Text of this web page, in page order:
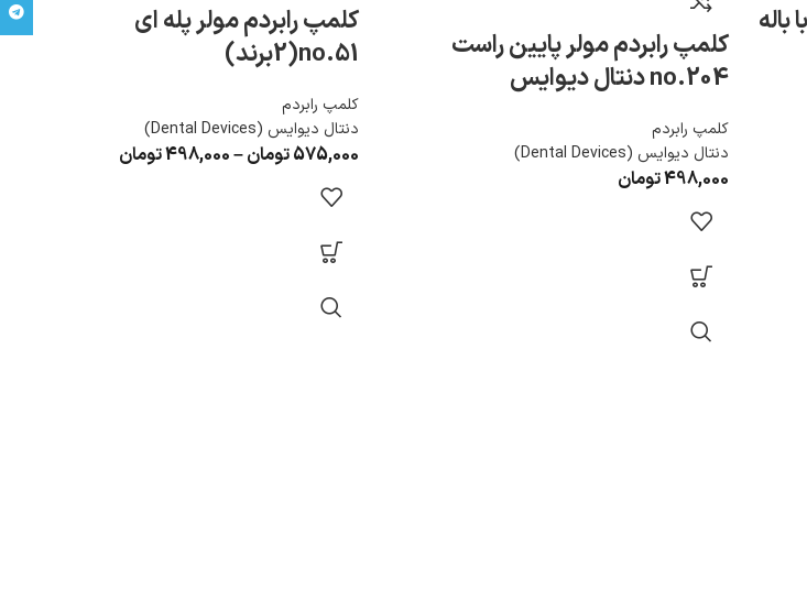
باله
کلمپ رابردم مولر پایین راست
no.204 دنتال دیوایس
کلمپ رابردم
دنتال دیوایس (Dental Devices)
498,000تومان
کلمپ رابردم مولر پله ای
no.51(2برند)
کلمپ رابردم
دنتال دیوایس (Dental Devices)
575,000تومان–
498,000تومان